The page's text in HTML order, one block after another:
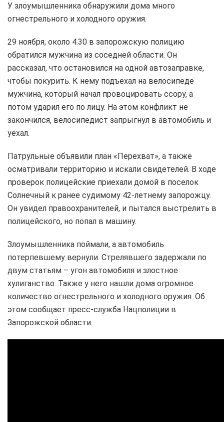
У злоумышленника обнаружили дома много
огнестрельного и холодного оружия.
29 ноября, около 4.30 в запорожскую полицию
обратился мужчина из соседней области. Он
рассказал, что остановился на одной автозаправке,
чтобы покурить. К нему подъехал на велосипеде
мужчина, который начал провоцировать ссору, а
потом ударил его по лицу. На этом конфликт не
закончился, велосипедист запрыгнул в автомобиль и
уехал.
Патрульные объявили план «Перехват», а также
осматривали территорию и искали свидетелей. В ходе
проверок полицейские приехали домой в поселок
Солнечный к ранее судимому 42-летнему запорожцу.
Он увидел правоохранителей, и пытался выстрелить в
полицейского, но попал в машину.
Злоумышленника поймали, а автомобиль
потерпевшему вернули. Стрелявшего задержали по
двум статьям – угон автомобиля и злостное
хулиганство. Также у него нашли дома огромное
количество огнестрельного и холодного оружия. Об
этом сообщает пресс-служба Нацполиции в
Запорожской области.